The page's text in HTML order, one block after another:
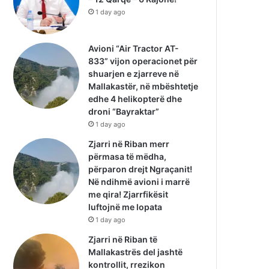
1 day ago
Avioni “Air Tractor AT-
833” vijon operacionet për
shuarjen e zjarreve në
Mallakastër, në mbështetje
edhe 4 helikopterë dhe
droni “Bayraktar”
1 day ago
Zjarri në Riban merr
përmasa të mëdha,
përparon drejt Ngraçanit!
Në ndihmë avioni i marrë
me qira! Zjarrfikësit
luftojnë me lopata
1 day ago
Zjarri në Riban të
Mallakastrës del jashtë
kontrollit, rrezikon